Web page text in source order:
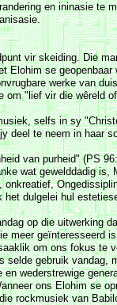
en ininasie te
vir skeiding. Die
Elohim se
werke van
"lief vir die wêreld
selfs in sy
deel te neem in haar
van purheid" (PS
wat gewelddadig is,
het dulgelei hul
op die uitwerking
meer geïnteresseerd
om ons fokus te
gebruik vandag,
wederstrewige
ons Elohim se
rockmusiek van